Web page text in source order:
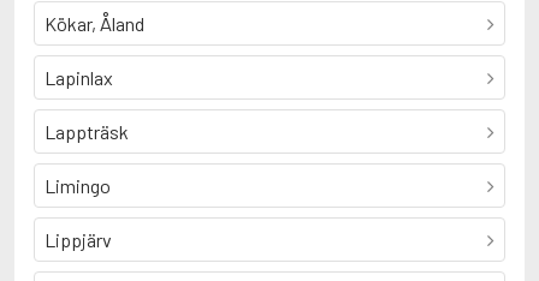
Kökar, Åland
Lapinlax
Lappträsk
Limingo
Lippjärv